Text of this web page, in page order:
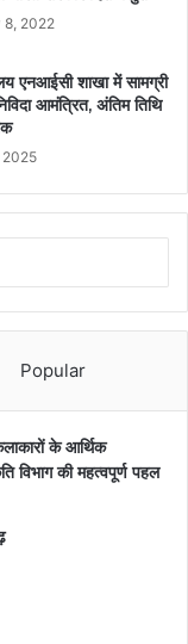
8, 2022
एनआईसी शाखा में सामग्री
आमंत्रित, अंतिम तिथि
Popular
के आर्थिक
विभाग की महत्वपूर्ण पहल